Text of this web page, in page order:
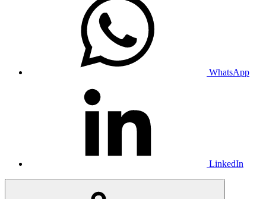
WhatsApp
LinkedIn